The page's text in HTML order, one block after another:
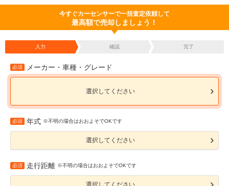
今すぐカーセンサーで一括査定依頼して
最高額で売却しましょう！
入力 確認 完了
必須 メーカー・車種・グレード
選択してください
必須 年式 ※不明の場合はおおよそでOKです
選択してください
必須 走行距離 ※不明の場合はおおよそでOKです
選択してください